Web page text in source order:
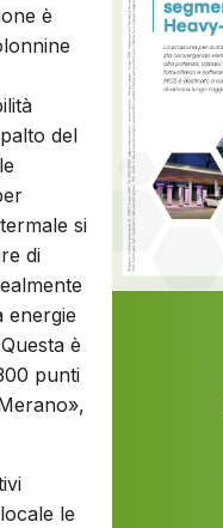
è
del
si
di
energie
è
punti
le